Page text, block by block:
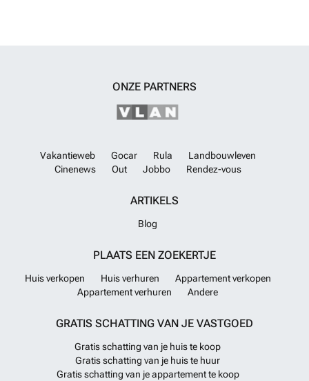
ONZE PARTNERS
Vakantieweb Gocar Rula
Landbouwleven
Cinenews
Out Jobbo Rendez-vous
ARTIKELS
Blog
PLAATS EEN ZOEKERTJE
Huis verkopen Huis verhuren
Appartement verkopen
Appartement verhuren
Andere
GRATIS SCHATTING VAN JE VASTGOED
Gratis schatting van je huis te koop
Gratis schatting van je huis te huur
Gratis schatting van je appartement te koop